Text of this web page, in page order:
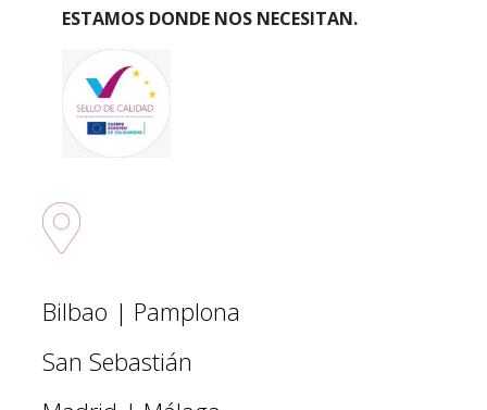
ESTAMOS DONDE NOS NECESITAN.
Bilbao | Pamplona
San Sebastián